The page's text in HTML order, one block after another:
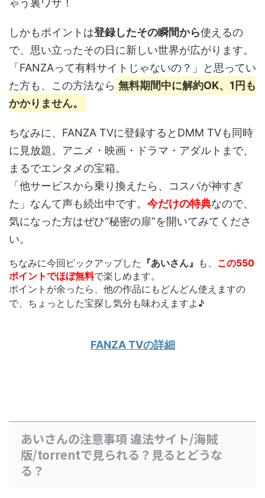
ゃう裏ワザ！
しかもポイントは登録したその瞬間から使えるの
で、思い立ったその日に新しい世界が広がります。
「FANZAって有料サイトじゃないの？」と思ってい
た方も、この方法なら 無料期間中に解約OK、1円も
かかりません。
ちなみに、FANZA TVに登録するとDMM TVも同時
に見放題。アニメ・映画・ドラマ・アダルトまで、
まるでエンタメの宝箱。
「他サービスから乗り換えたら、コスパが神すぎ
た」なんて声も続出中です。 今だけの特典なので、
気になった方はぜひ“秘密の扉”を開いてみてくださ
い。
ちなみに今回ピックアップした 『あいさん』 も、 この550
ポイントでほぼ無料で楽しめます。
ポイントが余ったら、他の作品にもどんどん使えますの
で、ちょっとした宝探し気分も味わえますよ♪
FANZA TVの詳細
あいさんの注意事項 違法サイト/海賊
版/torrentで見られる？見るとどうな
る？